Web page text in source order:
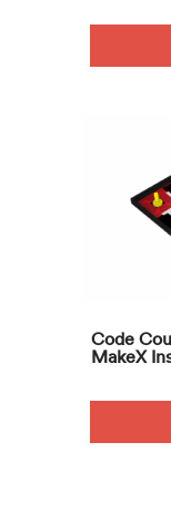
Code
MakeX